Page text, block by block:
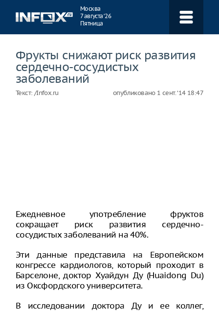
Москва
7 августа ‘26
Пятница
Фрукты снижают риск развития
сердечно-сосудистых
заболеваний
Текст: /Infox.ru опубликовано 1 сент. ‘14 18:47
Ежедневное употребление фруктов
сокращает риск развития сердечно-
сосудистых заболеваний на 40%.
Эти данные представила на Европейском
конгрессе кардиологов, который проходит в
Барселоне, доктор Хуайдун Ду (Huaidong Du)
из Оксфордского университета.
В исследовании доктора Ду и ее коллег,